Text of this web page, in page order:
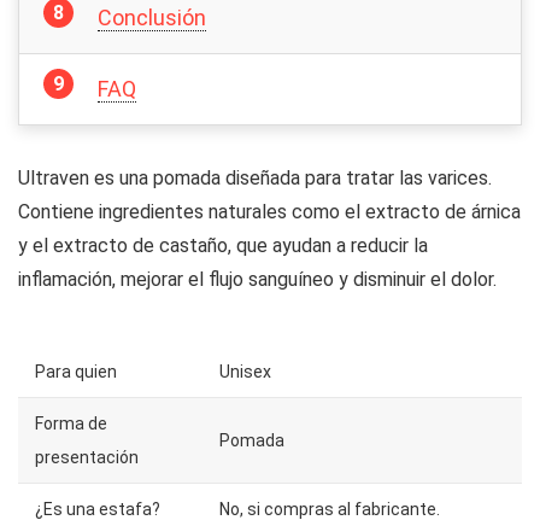
Conclusión
FAQ
Ultraven es una pomada diseñada para tratar las varices.
Contiene ingredientes naturales como el extracto de árnica
y el extracto de castaño, que ayudan a reducir la
inflamación, mejorar el flujo sanguíneo y disminuir el dolor.
Para quien Unisex
Forma de
presentación
Pomada
¿Es una estafa? No, si compras al fabricante.